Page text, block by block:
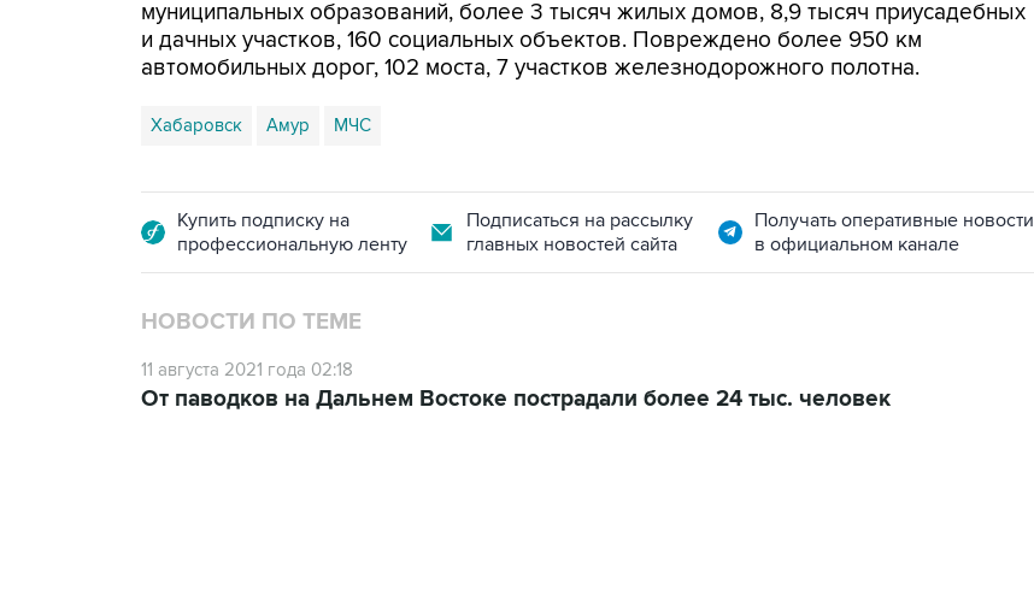
муниципальных образований, более 3 тысяч жилых домов, 8,9 тысяч приусадебных
и дачных участков, 160 социальных объектов. Повреждено более 950 км
автомобильных дорог, 102 моста, 7 участков железнодорожного полотна.
Хабаровск Амур МЧС
Купить подписку на
профессиональную ленту
Подписаться на рассылку
главных новостей сайта
Получать оперативные новости
в официальном канале
НОВОСТИ ПО ТЕМЕ
11 августа 2021 года 02:18
От паводков на Дальнем Востоке пострадали более 24 тыс. человек